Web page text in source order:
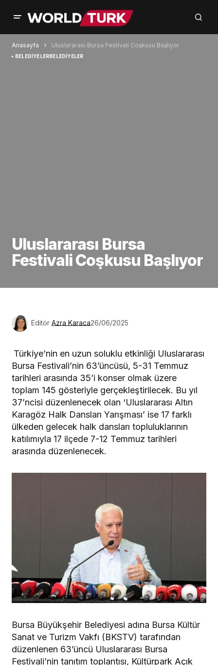
Anasayfa Uluslararası Bursa Festivali Coşkusu Başlıyor
BELEDİYELERBELEDİYELER
Uluslararası Bursa
Festivali Coşkusu Başlıyor
Editör Azra Karaca26/06/2025
Türkiye’nin en uzun soluklu etkinliği Uluslararası
Bursa Festivali’nin 63’üncüsü, 5-31 Temmuz
tarihleri arasında 35’i konser olmak üzere
toplam 145 gösteriyle gerçekleştirilecek. Bu yıl
37’ncisi düzenlenecek olan ‘Uluslararası Altın
Karagöz Halk Dansları Yarışması’ ise 17 farklı
ülkeden gelecek halk dansları topluluklarının
katılımıyla 17 ilçede 7-12 Temmuz tarihleri
arasında düzenlenecek.
Bursa Büyükşehir Belediyesi adına Bursa Kültür
Sanat ve Turizm Vakfı (BKSTV) tarafından
düzenlenen 63’üncü Uluslararası Bursa
Festivali’nin tanıtım toplantısı, Kültürpark Açık